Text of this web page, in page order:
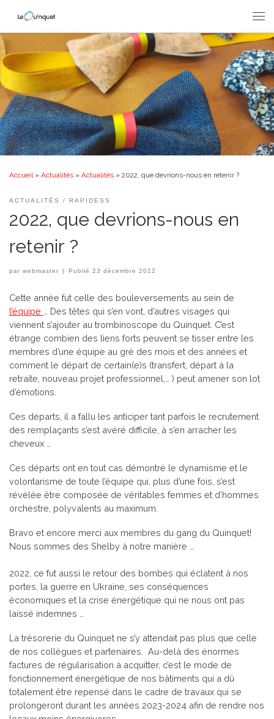
Passer au contenu
Accueil » Actualités » Actualités » 2022, que devrions-nous en retenir ?
ACTUALITÉS RAPIDESS
2022, que devrions-nous en
retenir ?
par webmaster Publié23 décembre 2022
Cette année fut celle des bouleversements au sein de
l’équipe … Des têtes qui s’en vont, d’autres visages qui
viennent s’ajouter au trombinoscope du Quinquet. C’est
étrange combien des liens forts peuvent se tisser entre les
membres d’une équipe au gré des mois et des années et
comment le départ de certain(e)s (transfert, départ à la
retraite, nouveau projet professionnel,… ) peut amener son lot
d’émotions.
Ces départs, il a fallu les anticiper tant parfois le recrutement
des remplaçants s’est avéré difficile, à s’en arracher les
cheveux …
Ces départs ont en tout cas démontré le dynamisme et le
volontarisme de toute l’équipe qui, plus d’une fois, s’est
révélée être composée de véritables femmes et d’hommes
orchestre, polyvalents au maximum.
Bravo et encore merci aux membres du gang du Quinquet!
Nous sommes des Shelby à notre manière …
2022, ce fut aussi le retour des bombes qui éclatent à nos
portes, la guerre en Ukraine, ses conséquences
économiques et la crise énergétique qui ne nous ont pas
laissé indemnes …
La trésorerie du Quinquet ne s’y attendait pas plus que celle
de nos collègues et partenaires. Au-delà des énormes
factures de régularisation à acquitter, c’est le mode de
fonctionnement énergétique de nos bâtiments qui a dû
totalement être repensé dans le cadre de travaux qui se
prolongeront durant les années 2023-2024 afin de rendre nos